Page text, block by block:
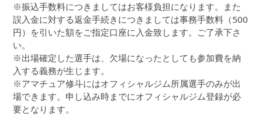
※振込手数料につきましてはお客様負担になります。また
誤入金に対する返金手続きにつきましては事務手数料（500
円）を引いた額をご指定口座に入金致します。ご了承下さ
い。
※出場確定した選手は、欠場になったとしても参加費を納
入する義務が生じます。
※アマチュア修斗にはオフィシャルジム所属選手のみが出
場できます。申し込み時までにオフィシャルジム登録が必
要となります。